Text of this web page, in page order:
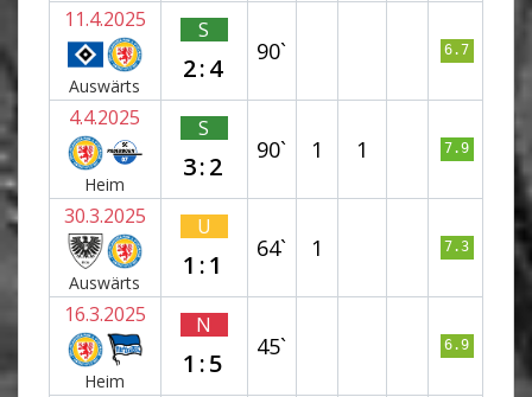
11.4.2025
Auswärts
S
2:4
90` 6.7
4.4.2025
Heim
S
3:2
90` 1 1 7.9
30.3.2025
Auswärts
U
1:1
64` 1 7.3
16.3.2025
Heim
N
1:5
45` 6.9